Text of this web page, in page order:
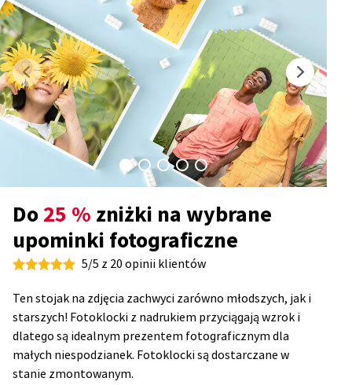
Do25 % zniżki na wybrane
upominki fotograficzne
5/5 z 20 opinii klientów
Ten stojak na zdjęcia zachwyci zarówno młodszych, jak i
starszych! Fotoklocki z nadrukiem przyciągają wzrok i
dlatego są idealnym prezentem fotograficznym dla
małych niespodzianek. Fotoklocki są dostarczane w
stanie zmontowanym.